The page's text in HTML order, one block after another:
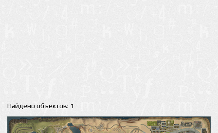
Найдено объектов: 1